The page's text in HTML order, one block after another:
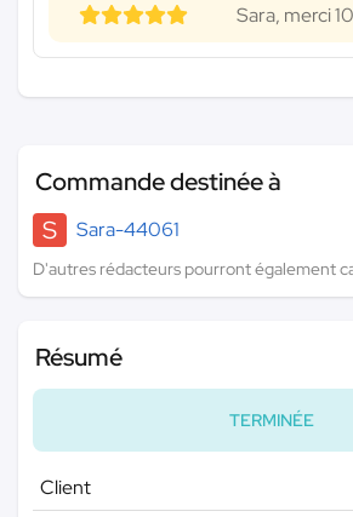
Sara, merci
Commande destinée à
S
Sara-44061
D'autres rédacteurs pourront également
Résumé
TERMINÉE
Client